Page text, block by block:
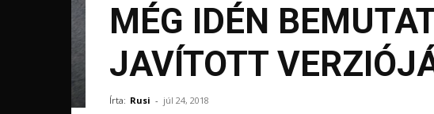
MÉG IDÉN
JAVÍTOTT
Írta: Rusi - júl 24, 2018